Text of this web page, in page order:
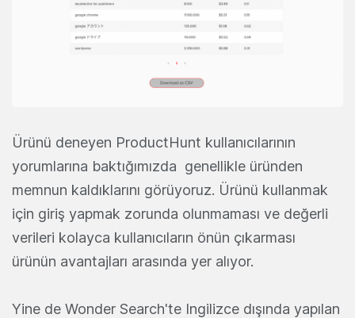
Ürünü deneyen ProductHunt kullanıcılarının
yorumlarına baktığımızda genellikle üründen
memnun kaldıklarını görüyoruz. Ürünü kullanmak
için giriş yapmak zorunda olunmaması ve değerli
verileri kolayca kullanıcıların önün çıkarması
ürünün avantajları arasında yer alıyor.
Yine de Wonder Search'te Ingilizce dışında yapılan